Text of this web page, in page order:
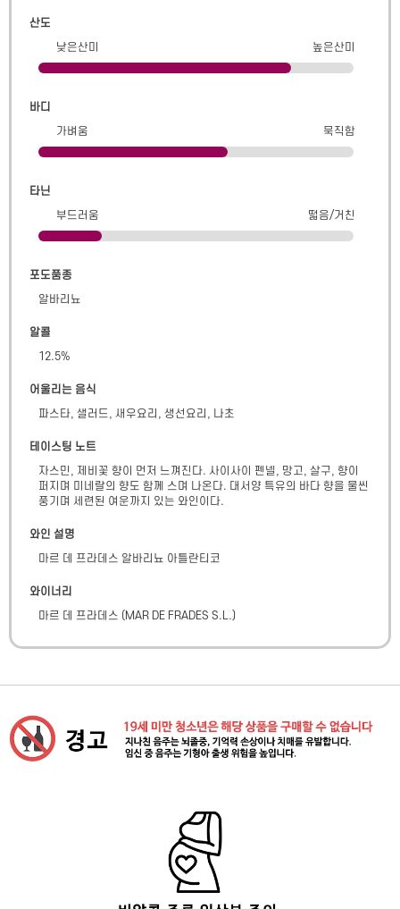
산도
낮은산미
높은산미
바디
가벼움
묵직함
타닌
부드러움
떫음/거친
포도품종
알바리뇨
알콜
12.5%
어울리는 음식
파스타, 샐러드, 새우요리, 생선요리, 나초
테이스팅 노트
자스민, 제비꽃 향이 먼저 느껴진다. 사이사이 펜넬, 망고, 살구, 향이
퍼지며 미네랄의 향도 함께 스며 나온다. 대서양 특유의 바다 향을 물씬
풍기며 세련된 여운까지 있는 와인이다.
와인 설명
마르 데 프라데스 알바리뇨 아틀란티코
와이너리
마르 데 프라데스 ( MAR DE FRADES S.L.)